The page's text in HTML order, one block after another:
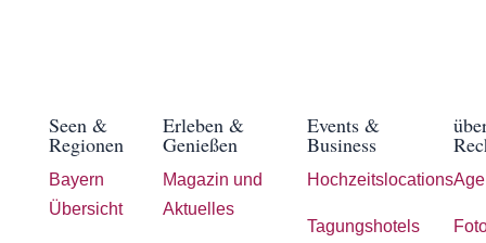
Seen &
Regionen
Bayern
Übersicht
Erleben &
Genießen
Magazin und
Aktuelles
Events &
Business
Hochzeitslocations
Tagungshotels